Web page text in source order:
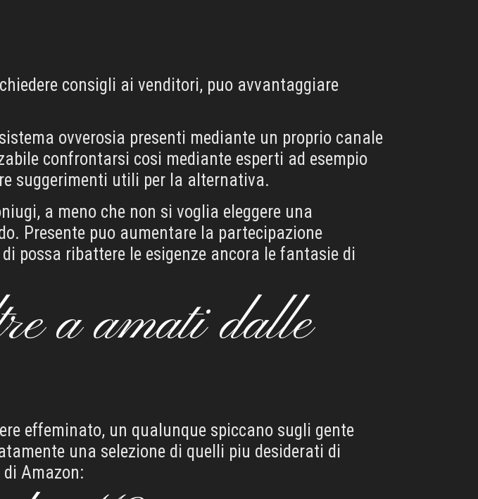
consigli ai venditori, puo avvantaggiare
ovverosia presenti mediante un proprio canale
confrontarsi cosi mediante esperti ad esempio
suggerimenti utili per la alternativa.
a meno che non si voglia eleggere una
Presente puo aumentare la partecipazione
possa ribattere le esigenze ancora le fantasie di
a amati dalle
effeminato, un qualunque spiccano sugli gente
una selezione di quelli piu desiderati di
Amazon: